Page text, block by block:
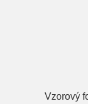
Vzorový